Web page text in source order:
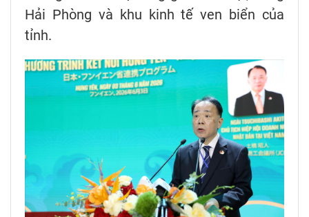
Hải Phòng và khu kinh tế ven biển của
tỉnh.